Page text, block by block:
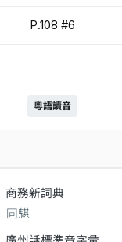
P.108 #6
粵語讀音
商務新詞典
同魌